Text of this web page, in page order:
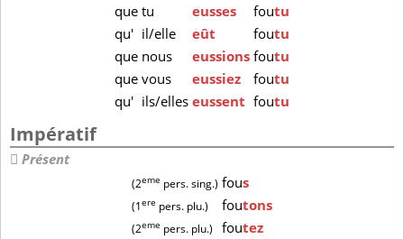
quetu eusses foutu
qu' il/elle eût foutu
que nous eussionsfoutu
quevous eussiez foutu
qu' ils/elleseussent foutu
Impératif
Présent
(2eme pers. sing.) fous
(1ere pers. plu.) foutons
(2eme pers. plu.) foutez